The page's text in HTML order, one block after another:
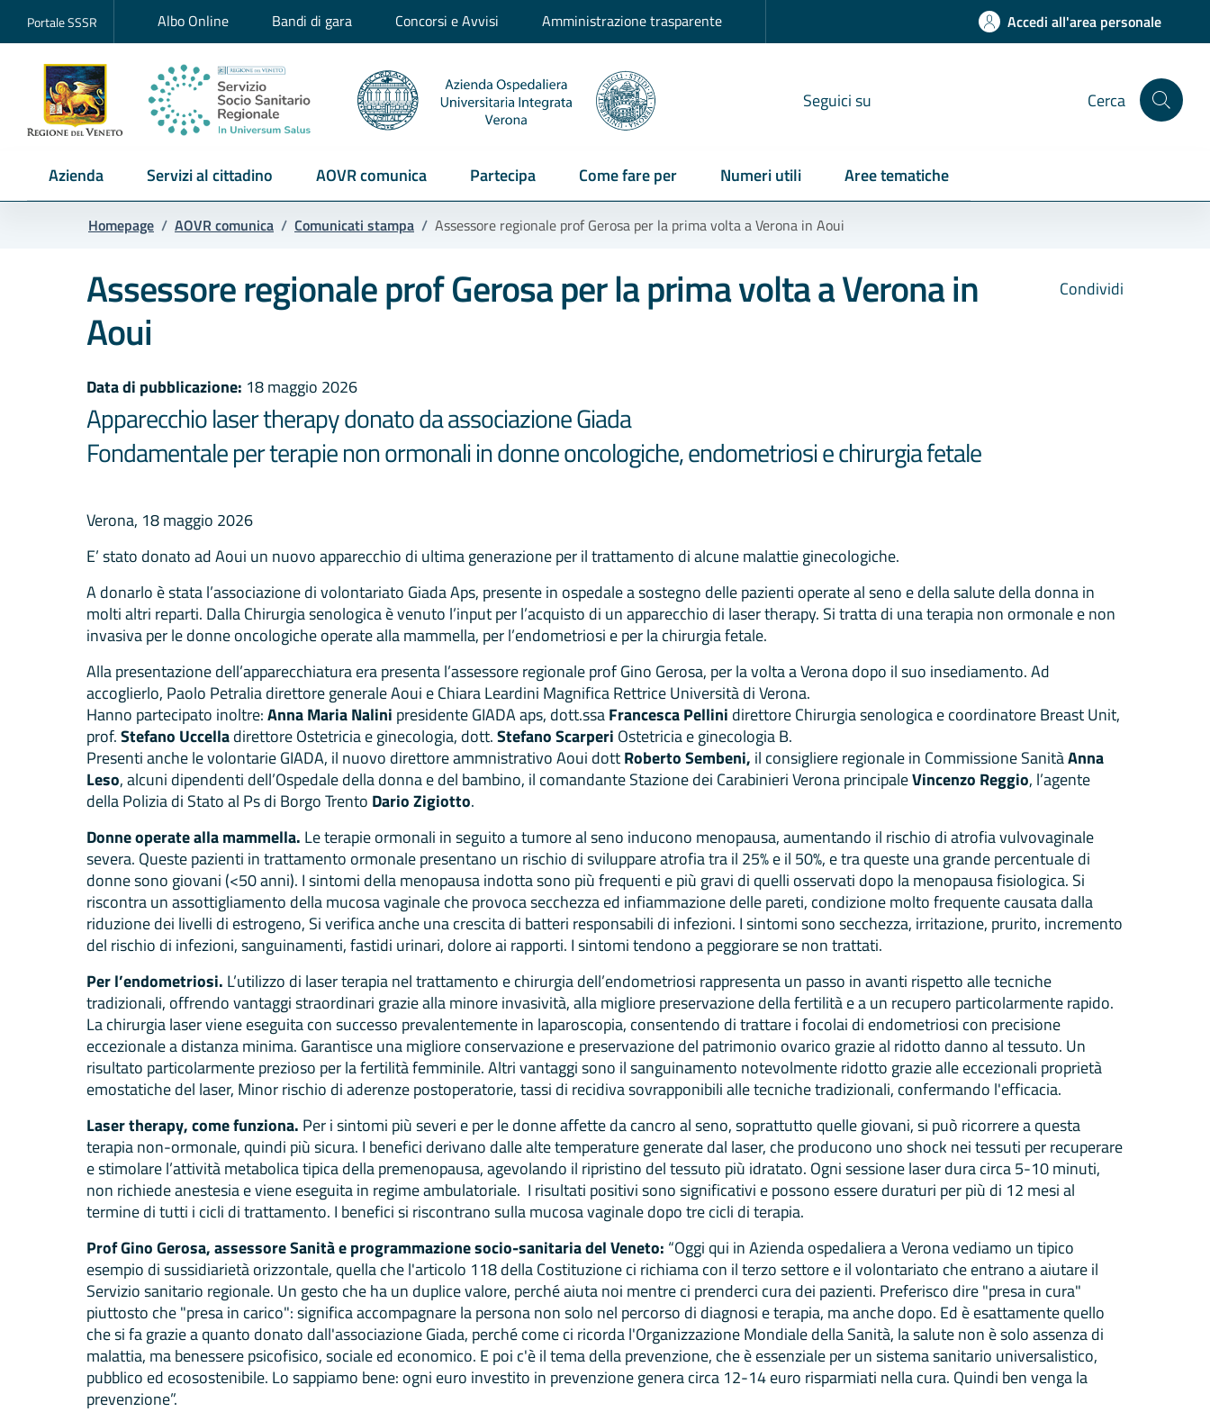
Portale SSSR Albo Online Bandi di gara Concorsi e Avvisi Amministrazione trasparente Accedi all'area personale
Seguici su Cerca
Azienda Servizi al cittadino AOVR comunica Partecipa Come fare per Numeri utili Aree tematiche
Homepage / AOVR comunica / Comunicati stampa / Assessore regionale prof Gerosa per la prima volta a Verona in Aoui
Condividi
Assessore regionale prof Gerosa per la prima volta a Verona in
Aoui
Data di pubblicazione: 18 maggio 2026
Apparecchio laser therapy donato da associazione Giada
Fondamentale per terapie non ormonali in donne oncologiche, endometriosi e chirurgia fetale
Verona, 18 maggio 2026
E’ stato donato ad Aoui un nuovo apparecchio di ultima generazione per il trattamento di alcune malattie ginecologiche.
A donarlo è stata l’associazione di volontariato Giada Aps, presente in ospedale a sostegno delle pazienti operate al seno e della salute della donna in
molti altri reparti. Dalla Chirurgia senologica è venuto l’input per l’acquisto di un apparecchio di laser therapy. Si tratta di una terapia non ormonale e non
invasiva per le donne oncologiche operate alla mammella, per l’endometriosi e per la chirurgia fetale.
Alla presentazione dell’apparecchiatura era presenta l’assessore regionale prof Gino Gerosa, per la volta a Verona dopo il suo insediamento. Ad
accoglierlo, Paolo Petralia direttore generale Aoui e Chiara Leardini Magnifica Rettrice Università di Verona.
Hanno partecipato inoltre:Anna Maria Nalini presidente GIADA aps, dott.ssaFrancesca Pellini direttore Chirurgia senologica e coordinatore Breast Unit,
prof.Stefano Uccelladirettore Ostetricia e ginecologia, dott.Stefano Scarperi Ostetricia e ginecologia B.
Presenti anche le volontarie GIADA, il nuovo direttore ammnistrativo Aoui dottRoberto Sembeni, il consigliere regionale in Commissione SanitàAnna
Leso, alcuni dipendenti dell’Ospedale della donna e del bambino, il comandante Stazione dei Carabinieri Verona principaleVincenzo Reggio, l’agente
della Polizia di Stato al Ps di Borgo Trento Dario Zigiotto.
Donne operate alla mammella. Le terapie ormonali in seguito a tumore al seno inducono menopausa, aumentando il rischio di atrofia vulvovaginale
severa. Queste pazienti in trattamento ormonale presentano un rischio di sviluppare atrofia tra il 25% e il 50%, e tra queste una grande percentuale di
donne sono giovani (<50 anni). I sintomi della menopausa indotta sono più frequenti e più gravi di quelli osservati dopo la menopausa fisiologica. Si
riscontra un assottigliamento della mucosa vaginale che provoca secchezza ed infiammazione delle pareti, condizione molto frequente causata dalla
riduzione dei livelli di estrogeno, Si verifica anche una crescita di batteri responsabili di infezioni. I sintomi sono secchezza, irritazione, prurito, incremento
del rischio di infezioni, sanguinamenti, fastidi urinari, dolore ai rapporti. I sintomi tendono a peggiorare se non trattati.
Per l’endometriosi. L’utilizzo di laser terapia nel trattamento e chirurgia dell’endometriosi rappresenta un passo in avanti rispetto alle tecniche
tradizionali, offrendo vantaggi straordinari grazie alla minore invasività, alla migliore preservazione della fertilità e a un recupero particolarmente rapido.
La chirurgia laser viene eseguita con successo prevalentemente in laparoscopia, consentendo di trattare i focolai di endometriosi con precisione
eccezionale a distanza minima. Garantisce una migliore conservazione e preservazione del patrimonio ovarico grazie al ridotto danno al tessuto. Un
risultato particolarmente prezioso per la fertilità femminile. Altri vantaggi sono il sanguinamento notevolmente ridotto grazie alle eccezionali proprietà
emostatiche del laser, Minor rischio di aderenze postoperatorie, tassi di recidiva sovrapponibili alle tecniche tradizionali, confermando l'efficacia.
Laser therapy, come funziona. Per i sintomi più severi e per le donne affette da cancro al seno, soprattutto quelle giovani, si può ricorrere a questa
terapia non-ormonale, quindi più sicura. I benefici derivano dalle alte temperature generate dal laser, che producono uno shock nei tessuti per recuperare
e stimolare l’attività metabolica tipica della premenopausa, agevolando il ripristino del tessuto più idratato. Ogni sessione laser dura circa 5-10 minuti,
non richiede anestesia e viene eseguita in regime ambulatoriale. I risultati positivi sono significativi e possono essere duraturi per più di 12 mesi al
termine di tutti i cicli di trattamento. I benefici si riscontrano sulla mucosa vaginale dopo tre cicli di terapia.
Prof Gino Gerosa, assessore Sanità e programmazione socio-sanitaria del Veneto: “Oggi qui in Azienda ospedaliera a Verona vediamo un tipico
esempio di sussidiarietà orizzontale, quella che l'articolo 118 della Costituzione ci richiama con il terzo settore e il volontariato che entrano a aiutare il
Servizio sanitario regionale. Un gesto che ha un duplice valore, perché aiuta noi mentre ci prenderci cura dei pazienti. Preferisco dire "presa in cura"
piuttosto che "presa in carico": significa accompagnare la persona non solo nel percorso di diagnosi e terapia, ma anche dopo. Ed è esattamente quello
che si fa grazie a quanto donato dall'associazione Giada, perché come ci ricorda l'Organizzazione Mondiale della Sanità, la salute non è solo assenza di
malattia, ma benessere psicofisico, sociale ed economico. E poi c'è il tema della prevenzione, che è essenziale per un sistema sanitario universalistico,
pubblico ed ecosostenibile. Lo sappiamo bene: ogni euro investito in prevenzione genera circa 12-14 euro risparmiati nella cura. Quindi ben venga la
prevenzione”.